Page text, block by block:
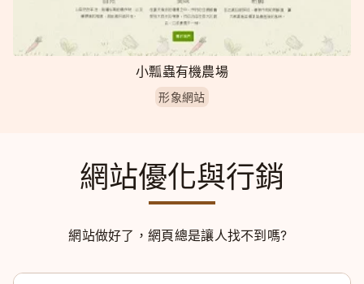
小瓢蟲有機農場
形象網站
網站優化與行銷
網站做好了，網頁總是讓人找不到嗎?